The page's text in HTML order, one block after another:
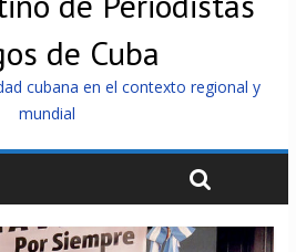
con EE.UU sin informarlo
de Cuba
cubana en el contexto regional y
mundial